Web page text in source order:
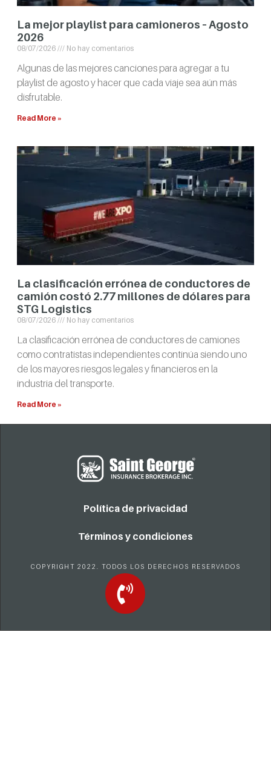
La mejor playlist para camioneros – Agosto
2026
08/07/2026 No hay comentarios
Algunas de las mejores canciones para agregar a tu
playlist de agosto y hacer que cada viaje sea aún más
disfrutable.
Read More »
La clasificación errónea de conductores de
camión costó 2.77 millones de dólares para
STG Logistics
08/07/2026 No hay comentarios
La clasificación errónea de conductores de camiones
como contratistas independientes continúa siendo uno
de los mayores riesgos legales y financieros en la
industria del transporte.
Read More »
Política de privacidad
Términos y condiciones
COPYRIGHT 2022. TODOS LOS DERECHOS RESERVADOS